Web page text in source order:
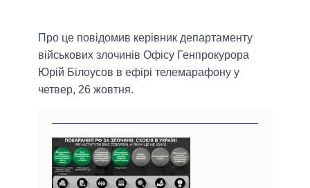
Про це повідомив керівник департаменту
військових злочинів Офісу Генпрокурора
Юрій Білоусов в ефірі телемарафону у
четвер, 26 жовтня.